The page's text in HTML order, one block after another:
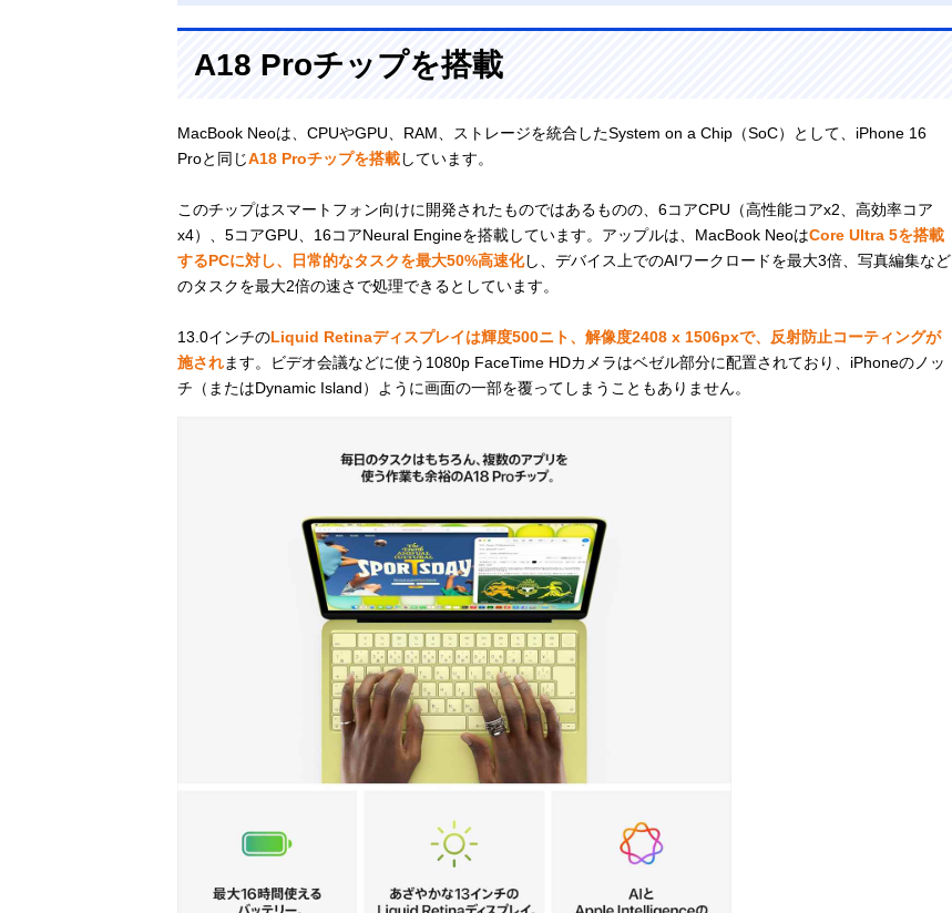
A18 Proチップを搭載
MacBook Neoは、CPUやGPU、RAM、ストレージを統合したSystem on a Chip（SoC）として、iPhone 16
Proと同じA18 Proチップを搭載しています。
このチップはスマートフォン向けに開発されたものではあるものの、6コアCPU（高性能コアx2、高効率コア
x4）、5コアGPU、16コアNeural Engineを搭載しています。アップルは、MacBook NeoはCore Ultra 5を搭載
するPCに対し、日常的なタスクを最大50%高速化し、デバイス上でのAIワークロードを最大3倍、写真編集など
のタスクを最大2倍の速さで処理できるとしています。
13.0インチのLiquid Retinaディスプレイは輝度500ニト、解像度2408 x 1506pxで、反射防止コーティングが
施されます。ビデオ会議などに使う1080p FaceTime HDカメラはベゼル部分に配置されており、iPhoneのノッ
チ（またはDynamic Island）ように画面の一部を覆ってしまうこともありません。